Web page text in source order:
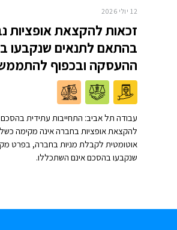
12 יולי 2026
זכאות להקצאת אופציות
בהתאם לתנאים שנקבעו
ההעסקה ובכפוף
עבודה תל אביב: התחייבות עתידית
להקצאת אופציות בחברה אינה מקימה
אוטומטית לקבלת מניות בחברה, בפרט
שנקבעו בהסכם אינם השתכללו.